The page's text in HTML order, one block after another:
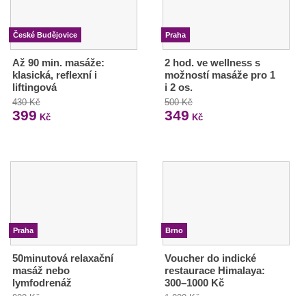
České Budějovice
Až 90 min. masáže:
klasická, reflexní i
liftingová
430 Kč
399 Kč
Praha
2 hod. ve wellness s
možností masáže pro 1
i 2 os.
500 Kč
349 Kč
Praha
50minutová relaxační
masáž nebo
lymfodrenáž
Brno
Voucher do indické
restaurace Himalaya:
300–1000 Kč